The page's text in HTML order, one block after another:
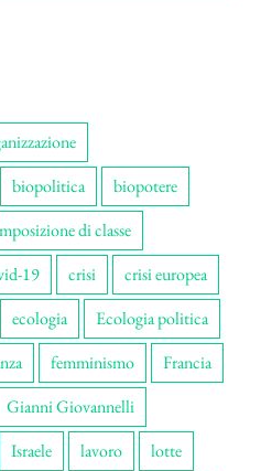
biopolitica
biopotere
di classe
19 crisi
crisi europea
ecologia
Ecologia politica
femminismo
Francia
Gianni Giovannelli
Israele lavoro
lotte